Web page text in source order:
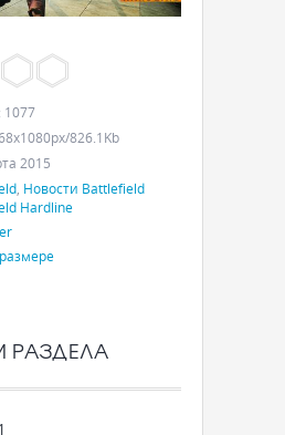
1077
826.1Kb
2015
Новости Battlefield
Hardline
РАЗДЕЛА